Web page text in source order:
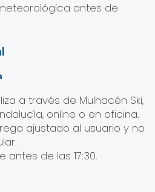
antes de
a través de Mulhacén Ski,
online o en oficina.
ajustado al usuario y no
antes de las 17:30.